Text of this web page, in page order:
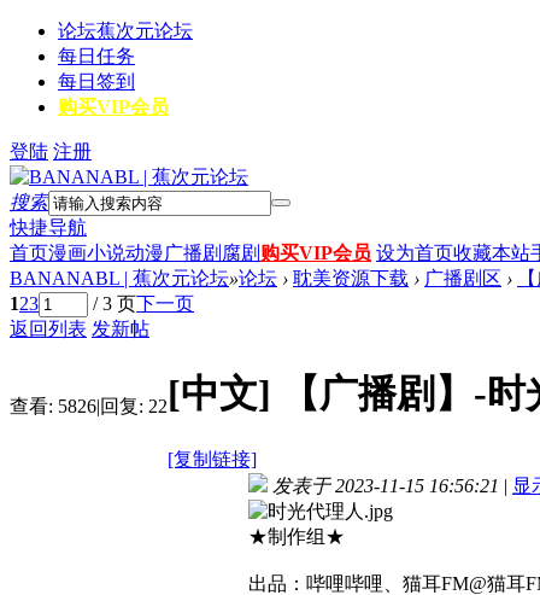
论坛蕉次元论坛
每日任务
每日签到
购买VIP会员
登陆 注册
搜索
快捷导航
首页漫画小说动漫广播剧 腐剧 购买VIP会员 设为首页收藏本站
BANANABL | 蕉次元论坛»论坛 › 耽美资源下载 › 广播剧区 ›
123 / 3 页下一页
返回列表 发新帖
查看: 5826|回复: 22[中文] 【广播剧】-
[复制链接]
发表于 2023-11-15 16:56:21 | 显
★制作组★
出品：哔哩哔哩、猫耳FM@猫耳